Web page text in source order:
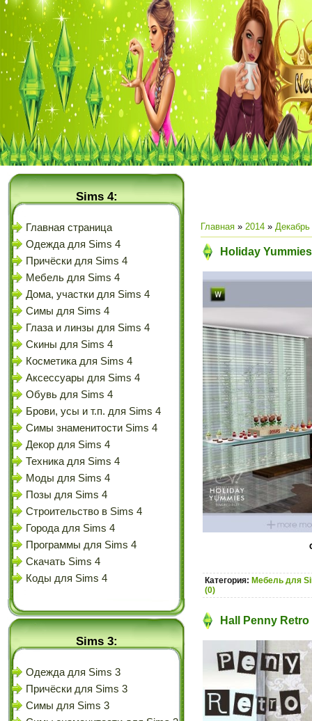
Sims 4:
Главная страница
Одежда для Sims 4
Причёски для Sims 4
Мебель для Sims 4
Дома, участки для Sims 4
Симы для Sims 4
Глаза и линзы для Sims 4
Скины для Sims 4
Косметика для Sims 4
Аксессуары для Sims 4
Обувь для Sims 4
Брови, усы и т.п. для Sims 4
Симы знаменитости Sims 4
Декор для Sims 4
Техника для Sims 4
Моды для Sims 4
Позы для Sims 4
Строительство в Sims 4
Города для Sims 4
Программы для Sims 4
Скачать Sims 4
Коды для Sims 4
Sims 3:
Одежда для Sims 3
Причёски для Sims 3
Симы для Sims 3
Главная » 2014 » Декабрь
Holiday
Категория: Мебель для
(0)
Hall Penny